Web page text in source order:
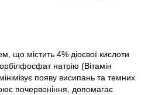
що містить 4% діоєвої кислоти
натрію (Вітамін
появу висипань та темних
почервоніння, допомагає